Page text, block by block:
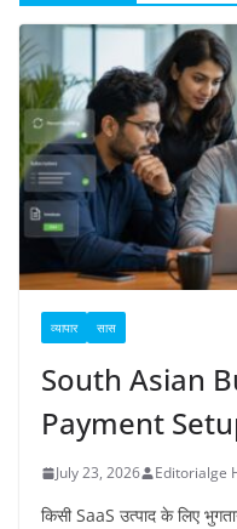
व्यापार सास
South Asian
Payment
July 23, 2026 Editorialge
किसी SaaS उत्पाद के लिए